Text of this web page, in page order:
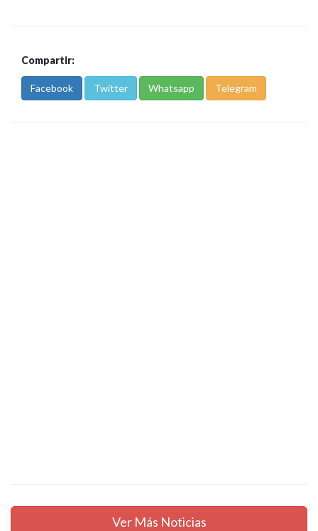
Compartir:
Facebook Twitter Whatsapp Telegram
Ver Más Noticias